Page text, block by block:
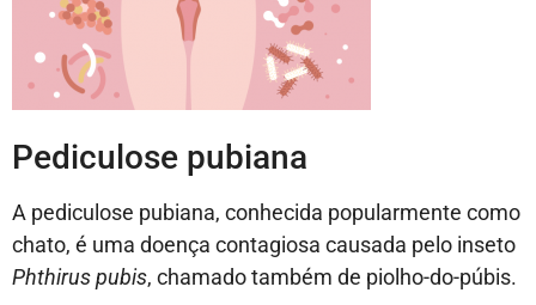
Pediculose pubiana
A pediculose pubiana, conhecida popularmente como
chato, é uma doença contagiosa causada pelo inseto
Phthirus pubis, chamado também de piolho-do-púbis.